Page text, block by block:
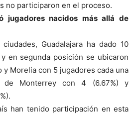
no participaron en el proceso.
jugadores nacidos más allá de
Guadalajara ha dado 10
y en segunda posición se ubicaron
y Morelia con 5 jugadores cada una
de Monterrey con 4 (6.67%) y
han tenido participación en esta